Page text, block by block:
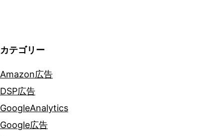
ン
カテゴリー
Amazon広告
DSP広告
GoogleAnalytics
Google広告